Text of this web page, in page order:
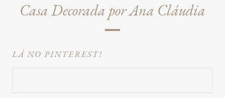
Casa Decorada por Ana Cláudia
LÁ NO PINTEREST!